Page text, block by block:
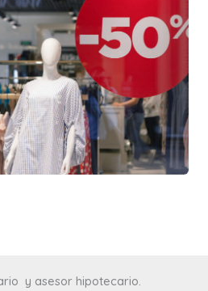
y asesor hipotecario.